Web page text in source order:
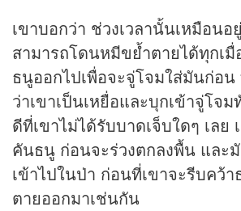
เขาบอกว่า ช่วงเวลานั้นเหมือนอ
สามารถโดนหมีขย้ำตายได้ทุกเมื่
ธนูออกไปเพื่อจะจู่โจมใส่มันก่อน
ว่าเขาเป็นเหยื่อและบุกเข้าจู่โจ
ดีที่เขาไม่ได้รับบาดเจ็บใดๆ เลย
คันธนู ก่อนจะร่วงตกลงพื้น และ
เข้าไปในป่า ก่อนที่เขาจะรีบคว้
ตายออกมาเช่นกัน